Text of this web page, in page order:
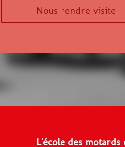
Nous rendre visite
L'école des motards